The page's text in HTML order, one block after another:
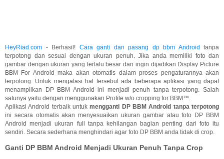
HeyRiad.com - Berhasil! Cara ganti dan pasang dp bbm Android
tanpa
terpotong dan sesuai dengan ukuran penuh. Jika anda memiliki foto dan
gambar dengan ukuran yang terlalu besar dan ingin dijadikan Display Picture
BBM For Android maka akan otomatis dalam proses pengaturannya akan
terpotong. Untuk mengatasi hal tersebut ada beberapa aplikasi yang dapat
menampilkan DP BBM Android ini menjadi penuh tanpa terpotong. Salah
satunya yaitu dengan menggunakan Profile w/o cropping for BBM™.
Aplikasi Android terbaik untukmengganti DP BBM Android tanpa terpotong
ini secara otomatis akan menyesuaikan ukuran gambar atau foto DP BBM
Android menjadi ukuran full tanpa kehilangan bagian penting dari foto itu
sendiri. Secara sederhana menghindari agar foto DP BBM anda tidak di crop.
Ganti DP BBM Android Menjadi Ukuran Penuh Tanpa Crop